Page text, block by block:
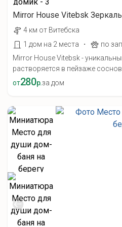
Mirror House Vitebsk
4 км от Витебска
1 дом на 2 места
·
по
Mirror House Vitebsk -
растворяется в пейзаже
от280р.за дом